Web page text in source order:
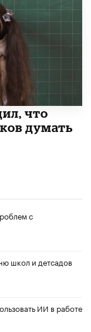
что
думать
с
школ и детсадов
ИИ в работе